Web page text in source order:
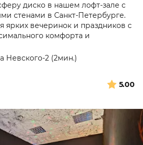
диско в нашем лофт-зале с
стенами в Санкт-Петербурге.
ярких вечеринок и праздников с
комфорта и
Невского-2 (2мин.)
5.00